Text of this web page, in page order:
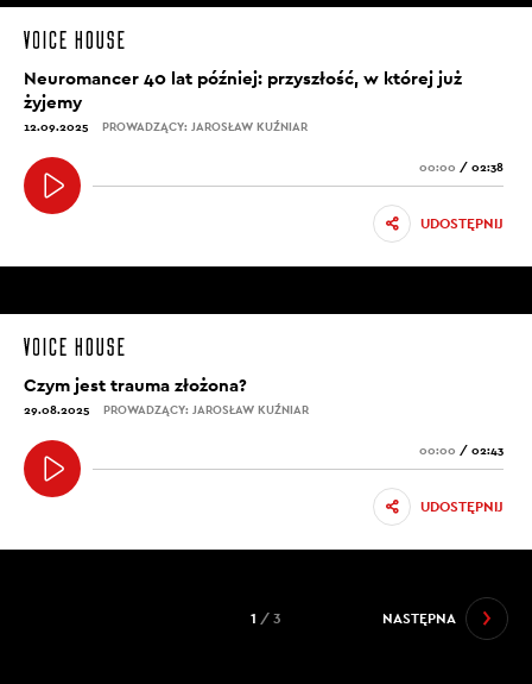
Neuromancer 40 lat później: przyszłość, w której już
żyjemy
12.09.2025 PROWADZĄCY: JAROSŁAW KUŹNIAR
00:00 / 02:38
UDOSTĘPNIJ
Czym jest trauma złożona?
29.08.2025 PROWADZĄCY: JAROSŁAW KUŹNIAR
00:00 / 02:43
UDOSTĘPNIJ
NASTĘPNA
1 / 3